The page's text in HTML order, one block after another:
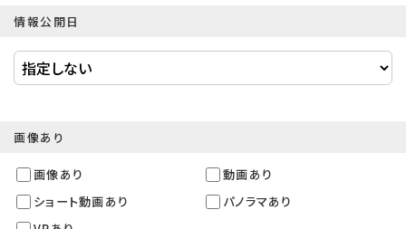
情報公開日
画像あり
画像あり
動画あり
ショート動画あり
パノラマあり